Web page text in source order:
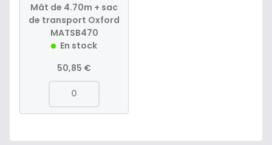
Mât de 4.70m + sac
de transport Oxford
MATSB470
En stock
50,85 €